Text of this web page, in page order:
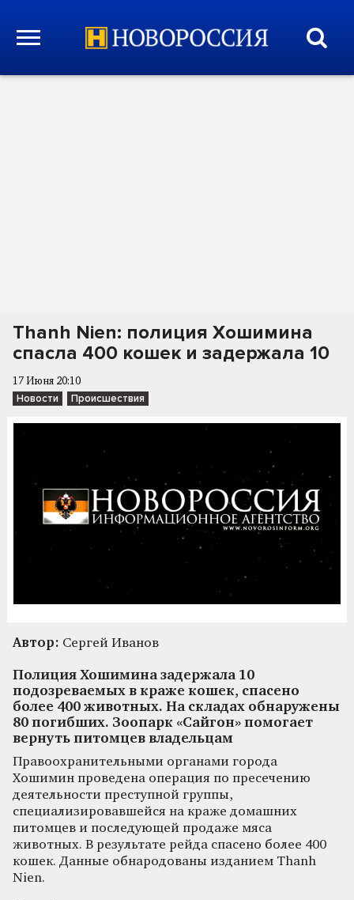
Thanh Nien: полиция Хошимина
спасла 400 кошек и задержала 10
17 Июня 20:10
Новости Происшествия
Автор: Сергей Иванов
Полиция Хошимина задержала 10
подозреваемых в краже кошек, спасено
более 400 животных. На складах обнаружены
80 погибших. Зоопарк «Сайгон» помогает
вернуть питомцев владельцам
Правоохранительными органами города
Хошимин проведена операция по пресечению
деятельности преступной группы,
специализировавшейся на краже домашних
питомцев и последующей продаже мяса
животных. В результате рейда спасено более 400
кошек. Данные обнародованы изданием Thanh
Nien.